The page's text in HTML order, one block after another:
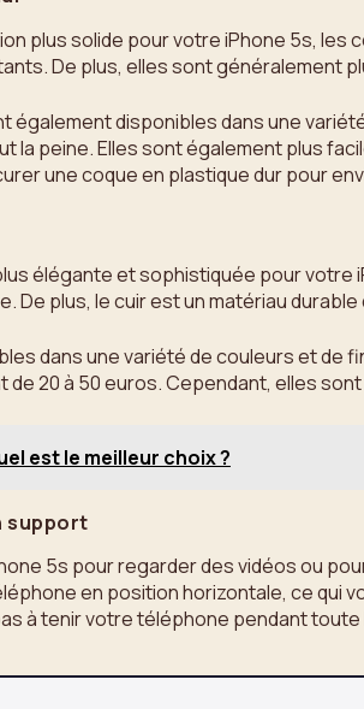
plus solide pour votre iPhone 5s, les
De plus, elles sont généralement
également disponibles dans une
la peine. Elles sont également plus
une coque en plastique dur pour
élégante et sophistiquée pour
De plus, le cuir est un matériau
dans une variété de couleurs et de
de 20 à 50 euros. Cependant, elles
est le meilleur choix ?
support
5s pour regarder des vidéos ou
en position horizontale, ce qui
à tenir votre téléphone pendant toute